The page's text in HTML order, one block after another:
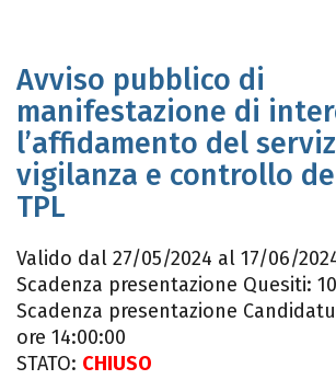
Avviso pubblico di
manifestazione di
l’affidamento del
vigilanza e controllo
TPL
Valido dal 27/05/2024 al 17/06/
Scadenza presentazione Quesiti:
Scadenza presentazione
ore 14:00:00
STATO: CHIUSO